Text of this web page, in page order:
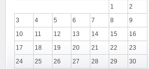
1
2
3
4 5 6 7 8
9
10
11 12 13 14 15
16
17
18 19 20 21 22
23
24
25 26 27 28 29
30